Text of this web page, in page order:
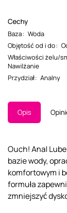
Cechy
Baza: Woda
Objętość od i do:
Właściwości żelu/
Nawilżanie
Przydział: Analny
Opis
Ouch! Anal
bazie wody,
komfortowym i
formuła
zmniejszyć